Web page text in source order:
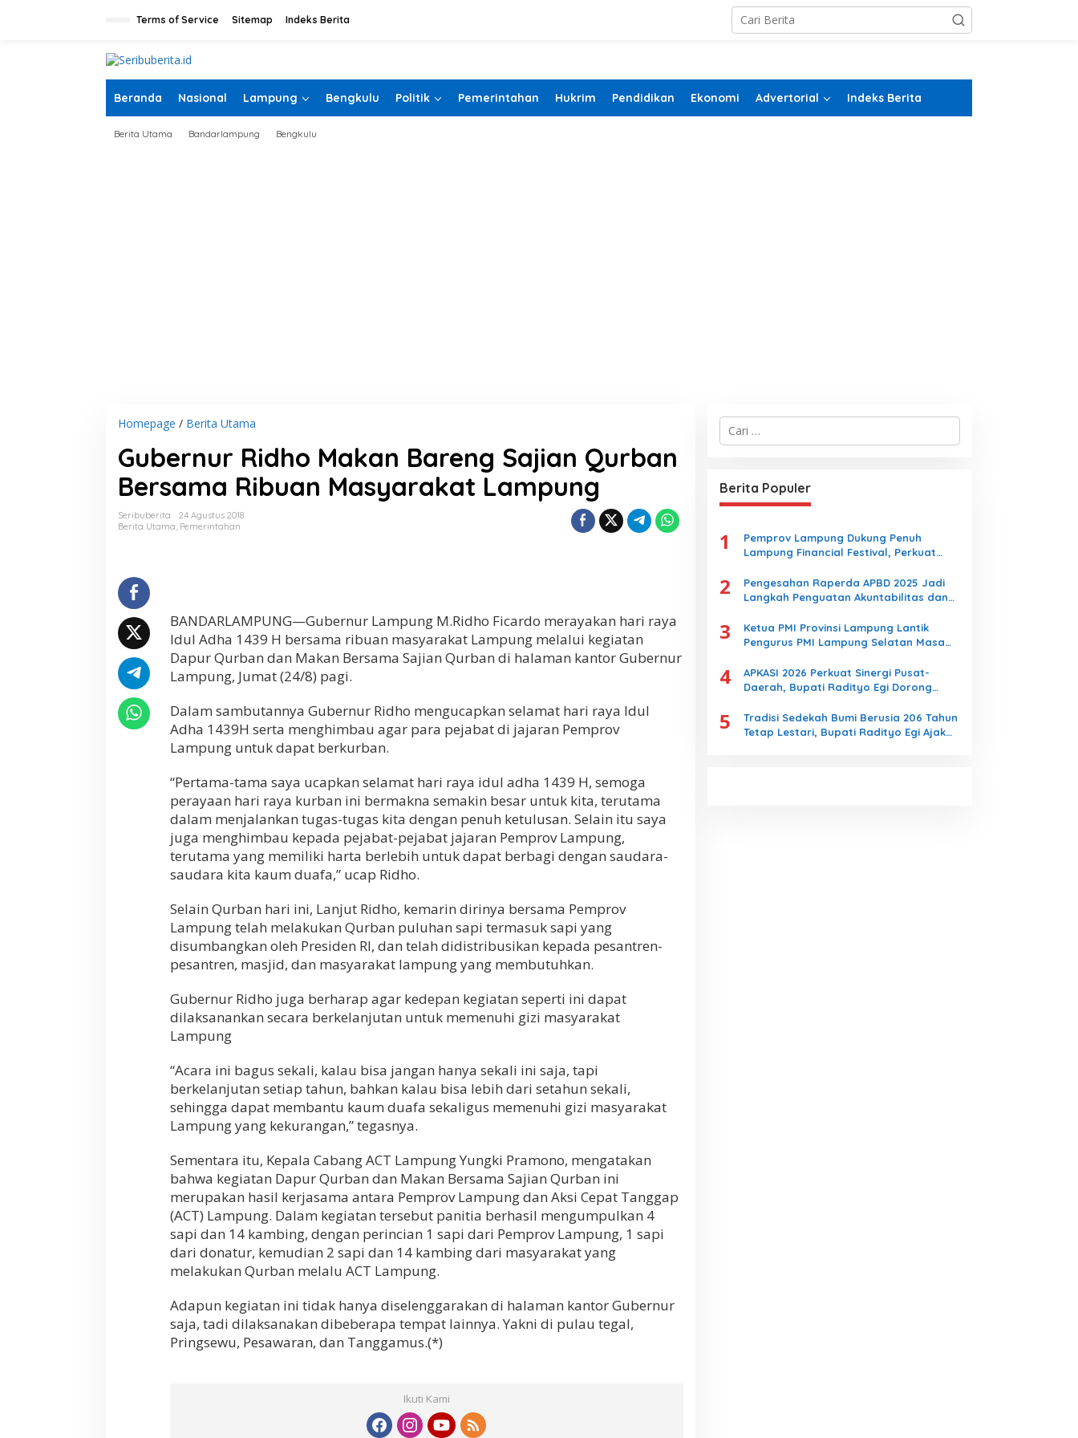
Terms of Service Sitemap Indeks Berita
Beranda Nasional Lampung Bengkulu Politik Pemerintahan Hukrim Pendidikan Ekonomi Advertorial Indeks Berita
Berita Utama Bandarlampung Bengkulu
Homepage / Berita Utama
b
e
r
n
a
k
a
B
r
e
g
a
j
i
a
n
Q
u
a
n
B
r
a
m
b
u
a
n
M
s
y
r
a
k
a
t
L
m
p
u
n
Gubernur Ridho Makan Bareng Sajian Qurban
Bersama Ribuan Masyarakat Lampung
Seribuberita
24 Agustus 2018
Berita Utama, Pemerintahan
BANDARLAMPUNG—Gubernur Lampung M.Ridho Ficardo merayakan hari raya
Idul Adha 1439 H bersama ribuan masyarakat Lampung melalui kegiatan
Dapur Qurban dan Makan Bersama Sajian Qurban di halaman kantor Gubernur
Lampung, Jumat (24/8) pagi.
Dalam sambutannya Gubernur Ridho mengucapkan selamat hari raya Idul
Adha 1439H serta menghimbau agar para pejabat di jajaran Pemprov
Lampung untuk dapat berkurban.
“Pertama-tama saya ucapkan selamat hari raya idul adha 1439 H, semoga
perayaan hari raya kurban ini bermakna semakin besar untuk kita, terutama
dalam menjalankan tugas-tugas kita dengan penuh ketulusan. Selain itu saya
juga menghimbau kepada pejabat-pejabat jajaran Pemprov Lampung,
terutama yang memiliki harta berlebih untuk dapat berbagi dengan saudara-
saudara kita kaum duafa,” ucap Ridho.
Selain Qurban hari ini, Lanjut Ridho, kemarin dirinya bersama Pemprov
Lampung telah melakukan Qurban puluhan sapi termasuk sapi yang
disumbangkan oleh Presiden RI, dan telah didistribusikan kepada pesantren-
pesantren, masjid, dan masyarakat lampung yang membutuhkan.
Gubernur Ridho juga berharap agar kedepan kegiatan seperti ini dapat
dilaksanankan secara berkelanjutan untuk memenuhi gizi masyarakat
Lampung
“Acara ini bagus sekali, kalau bisa jangan hanya sekali ini saja, tapi
berkelanjutan setiap tahun, bahkan kalau bisa lebih dari setahun sekali,
sehingga dapat membantu kaum duafa sekaligus memenuhi gizi masyarakat
Lampung yang kekurangan,” tegasnya.
Sementara itu, Kepala Cabang ACT Lampung Yungki Pramono, mengatakan
bahwa kegiatan Dapur Qurban dan Makan Bersama Sajian Qurban ini
merupakan hasil kerjasama antara Pemprov Lampung dan Aksi Cepat Tanggap
(ACT) Lampung. Dalam kegiatan tersebut panitia berhasil mengumpulkan 4
sapi dan 14 kambing, dengan perincian 1 sapi dari Pemprov Lampung, 1 sapi
dari donatur, kemudian 2 sapi dan 14 kambing dari masyarakat yang
melakukan Qurban melalu ACT Lampung.
Adapun kegiatan ini tidak hanya diselenggarakan di halaman kantor Gubernur
saja, tadi dilaksanakan dibeberapa tempat lainnya. Yakni di pulau tegal,
Pringsewu, Pesawaran, dan Tanggamus.(*)
Ikuti Kami
C
u
n
t
k
Berita Populer
1
Pemprov Lampung Dukung Penuh
Lampung Financial Festival, Perkuat
2
Pengesahan Raperda APBD 2025 Jadi
Langkah Penguatan Akuntabilitas dan
3
Ketua PMI Provinsi Lampung Lantik
Pengurus PMI Lampung Selatan Masa
Kemanusiaan
4
APKASI 2026 Perkuat Sinergi Pusat-
Daerah, Bupati Radityo Egi Dorong
Lampung Selatan
5
Tradisi Sedekah Bumi Berusia 206 Tahun
Tetap Lestari, Bupati Radityo Egi Ajak